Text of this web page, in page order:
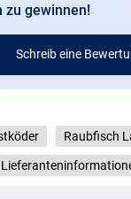
zu gewinnen!
Schreib eine
Raubfisch